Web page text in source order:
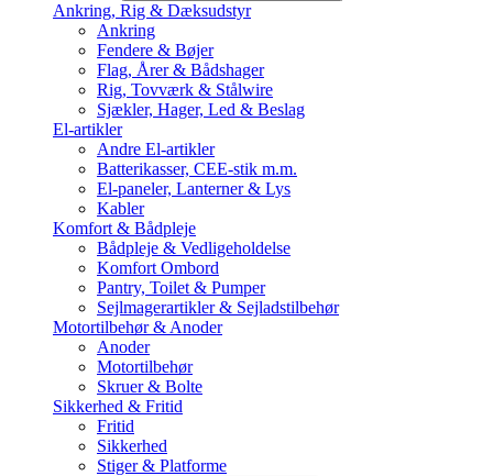
Ankring, Rig & Dæksudstyr
Ankring
Fendere & Bøjer
Flag, Årer & Bådshager
Rig, Tovværk & Stålwire
Sjækler, Hager, Led & Beslag
El-artikler
Andre El-artikler
Batterikasser, CEE-stik m.m.
El-paneler, Lanterner & Lys
Kabler
Komfort & Bådpleje
Bådpleje & Vedligeholdelse
Komfort Ombord
Pantry, Toilet & Pumper
Sejlmagerartikler & Sejladstilbehør
Motortilbehør & Anoder
Anoder
Motortilbehør
Skruer & Bolte
Sikkerhed & Fritid
Fritid
Sikkerhed
Stiger & Platforme